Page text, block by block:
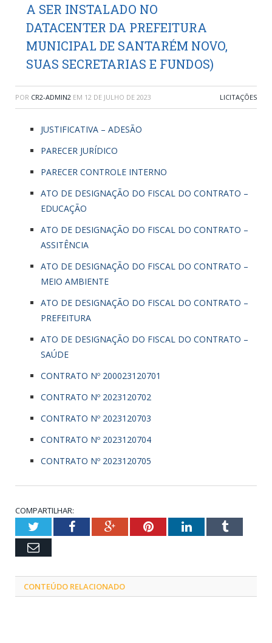
A SER INSTALADO NO
DATACENTER DA PREFEITURA
MUNICIPAL DE SANTARÉM NOVO,
SUAS SECRETARIAS E FUNDOS)
POR CR2-ADMIN2 EM 12 DE JULHO DE 2023 LICITAÇÕES
JUSTIFICATIVA – ADESÃO
PARECER JURÍDICO
PARECER CONTROLE INTERNO
ATO DE DESIGNAÇÃO DO FISCAL DO CONTRATO –
EDUCAÇÃO
ATO DE DESIGNAÇÃO DO FISCAL DO CONTRATO –
ASSITÊNCIA
ATO DE DESIGNAÇÃO DO FISCAL DO CONTRATO –
MEIO AMBIENTE
ATO DE DESIGNAÇÃO DO FISCAL DO CONTRATO –
PREFEITURA
ATO DE DESIGNAÇÃO DO FISCAL DO CONTRATO –
SAÚDE
CONTRATO Nº 200023120701
CONTRATO Nº 2023120702
CONTRATO Nº 2023120703
CONTRATO Nº 2023120704
CONTRATO Nº 2023120705
COMPARTILHAR:
TwitterFacebookGoogle+PinterestLinkedInTumblr
Email
CONTEÚDO RELACIONADO